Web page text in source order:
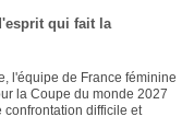
qui fait la
l'équipe de France féminine
la Coupe du monde 2027
confrontation difficile et